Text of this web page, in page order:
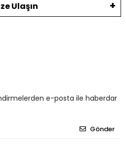
Ulaşın
e-posta ile haberdar
Gönder